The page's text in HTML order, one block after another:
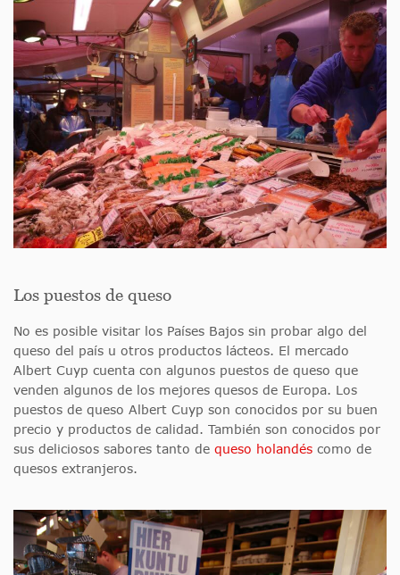
Los puestos de queso
No es posible visitar los Países Bajos sin probar algo del
queso del país u otros productos lácteos. El mercado
Albert Cuyp cuenta con algunos puestos de queso que
venden algunos de los mejores quesos de Europa. Los
puestos de queso Albert Cuyp son conocidos por su buen
precio y productos de calidad. También son conocidos por
sus deliciosos sabores tanto de queso holandés como de
quesos extranjeros.